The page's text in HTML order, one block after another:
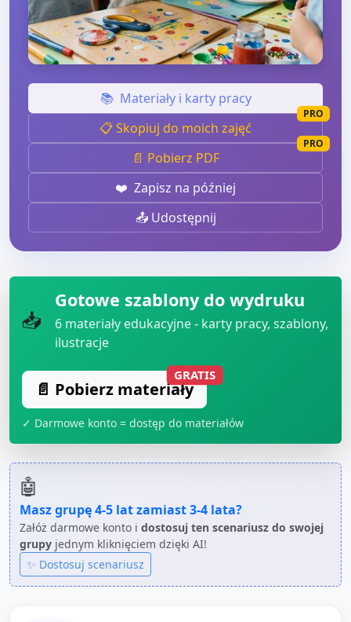
📚 Materiały i karty pracy
📋 Skopiuj do moich zajęć
PRO
📄 Pobierz PDF
PRO
❤️ Zapisz na później
📤 Udostępnij
📥
Gotowe szablony do wydruku
6 materiały edukacyjne - karty pracy, szablony,
ilustracje
📄 Pobierz materiały
GRATIS
✓ Darmowe konto = dostęp do materiałów
🤖
Masz grupę4-5 latzamiast3-4 lata?
Załóż darmowe konto i dostosuj ten scenariusz do swojej
grupy jednym kliknięciem dzięki AI!
✨ Dostosuj scenariusz